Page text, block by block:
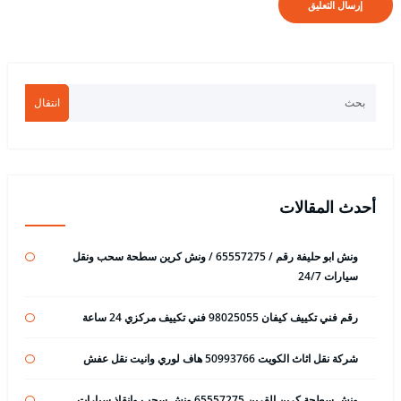
انتقال
أحدث المقالات
ونش ابو حليفة رقم / 65557275 / ونش كرين سطحة سحب ونقل
سيارات 24/7
رقم فني تكييف كيفان 98025055 فني تكييف مركزي 24 ساعة
شركة نقل اثاث الكويت 50993766 هاف لوري وانيت نقل عفش